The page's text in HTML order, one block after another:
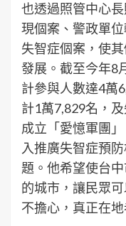
也透過照管中心
現個案、警政單
失智症個案，使
發展。截至今年8
計參與人數達4萬
計1萬7,829名，
成立「愛憶軍團
入推廣失智症預
題。他希望使台
的城市，讓民眾
不擔心，真正在地